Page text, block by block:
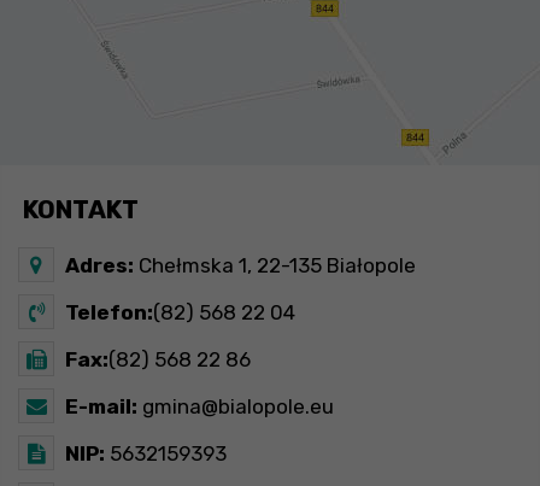
KONTAKT
Adres: Chełmska 1, 22-135 Białopole
Telefon:(82) 568 22 04
Fax:(82) 568 22 86
E-mail: gmina@bialopole.eu
NIP: 5632159393